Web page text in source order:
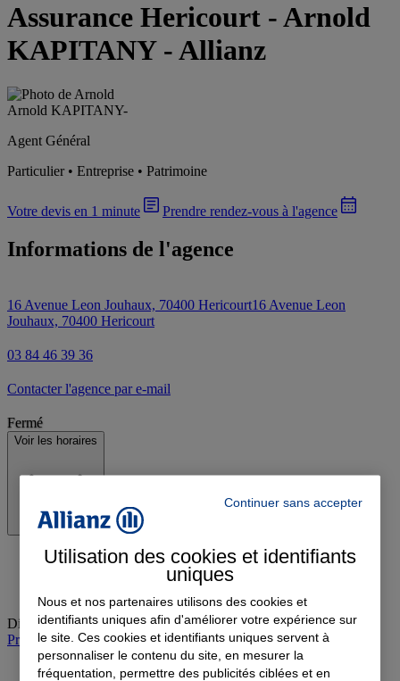
Assurance Hericourt -Arnold
KAPITANY - Allianz
Arnold KAPITANY-
Agent Général
Particulier • Entreprise • Patrimoine
Votre devis en 1 minute Prendre rendez-vous à l'agence
Informations de l'agence
16 Avenue Leon Jouhaux, 70400 Hericourt16 Avenue Leon
Jouhaux, 70400 Hericourt
03 84 46 39 36
Contacter l'agence par e-mail
Fermé
Voir les horaires
Dimanche: Fermé
Prendre rendez-vous à l'agence
Continuer sans accepter
Utilisation des cookies et identifiants
uniques
Nous et nos partenaires utilisons des cookies et
identifiants uniques afin d'améliorer votre expérience sur
le site. Ces cookies et identifiants uniques servent à
personnaliser le contenu du site, en mesurer la
fréquentation, permettre des publicités ciblées et en